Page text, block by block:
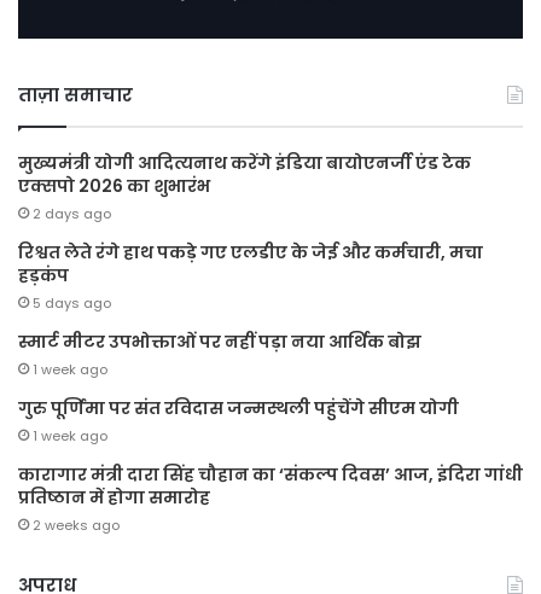
ताज़ा समाचार
मुख्यमंत्री योगी आदित्यनाथ करेंगे इंडिया बायोएनर्जी एंड टेक
एक्सपो 2026 का शुभारंभ
2 days ago
रिश्वत लेते रंगे हाथ पकड़े गए एलडीए के जेई और कर्मचारी, मचा
हड़कंप
5 days ago
स्मार्ट मीटर उपभोक्ताओं पर नहीं पड़ा नया आर्थिक बोझ
1 week ago
गुरु पूर्णिमा पर संत रविदास जन्मस्थली पहुंचेंगे सीएम योगी
1 week ago
कारागार मंत्री दारा सिंह चौहान का ‘संकल्प दिवस’ आज, इंदिरा गांधी
प्रतिष्ठान में होगा समारोह
2 weeks ago
अपराध